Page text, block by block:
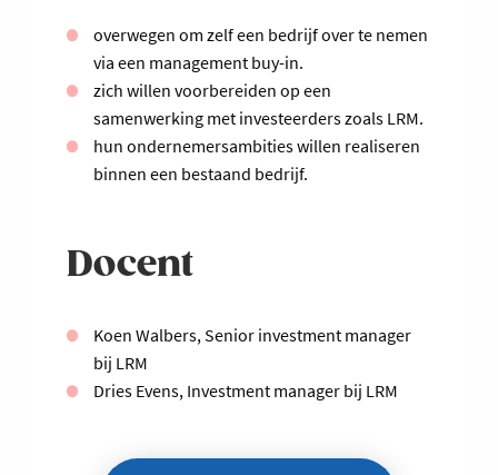
overwegen om zelf een bedrijf over te nemen
via een management buy-in.
zich willen voorbereiden op een
samenwerking met investeerders zoals LRM.
hun ondernemersambities willen realiseren
binnen een bestaand bedrijf.
Docent
Koen Walbers, Senior investment manager
bij LRM
Dries Evens, Investment manager bij LRM